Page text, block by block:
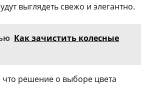
выглядеть свежо и элегантно.
Как зачистить колесные
решение о выборе цвета